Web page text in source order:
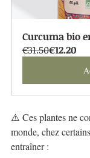
Curcuma bio
€31.50€12.20
⚠️ Ces plantes ne
monde, chez
entraîner :